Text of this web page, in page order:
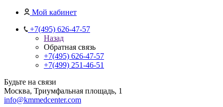
Мой кабинет
+7(495) 626-47-57
Назад
Обратная связь
+7(495) 626-47-57
+7(499) 251-46-51
Будьте на связи
Москва, Триумфальная площадь, 1
info@kmmedcenter.com